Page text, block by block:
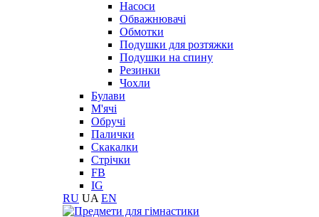
Насоси
Обважнювачі
Обмотки
Подушки для розтяжки
Подушки на спину
Резинки
Чохли
Булави
М'ячі
Обручі
Палички
Скакалки
Стрічки
FB
IG
RU UA EN